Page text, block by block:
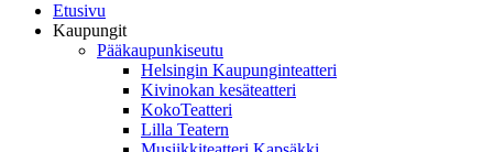
Etusivu
Kaupungit
Pääkaupunkiseutu
Helsingin Kaupunginteatteri
Kivinokan kesäteatteri
KokoTeatteri
Lilla Teatern